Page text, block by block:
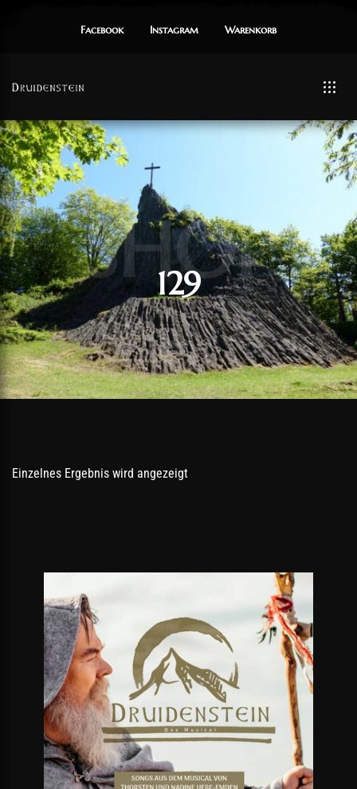
Facebook Instagram Warenkorb
SHOP
129
Einzelnes Ergebnis wird angezeigt